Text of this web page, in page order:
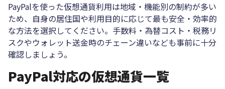
PayPalを使った仮想通貨利用は地域・機能別の制約が多い
ため、自身の居住国や利用目的に応じて最も安全・効率的
な方法を選択してください。手数料・為替コスト・税務リ
スクやウォレット送金時のチェーン違いなども事前に十分
確認しましょう。
PayPal対応の仮想通貨一覧